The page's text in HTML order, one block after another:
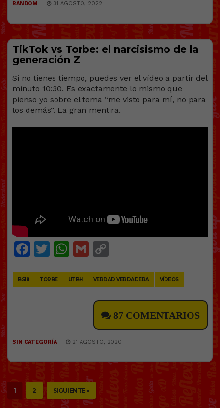
RANDOM 31 AGOSTO, 2022
TikTok vs Torbe: el narcisismo de la
generación Z
Si no tienes tiempo, puedes ver el vídeo a partir del
minuto 10:30. Es exactamente lo mismo que
pienso yo sobre el tema “me visto para mí, no para
los demás”. La gran mentira.
Facebook
Twitter
WhatsApp
Gmail
BS18 TORBE UTBH VERDAD VERDADERA VÍDEOS
87 COMENTARIOS
SIN CATEGORÍA 21 AGOSTO, 2020
1 2 SIGUIENTE »